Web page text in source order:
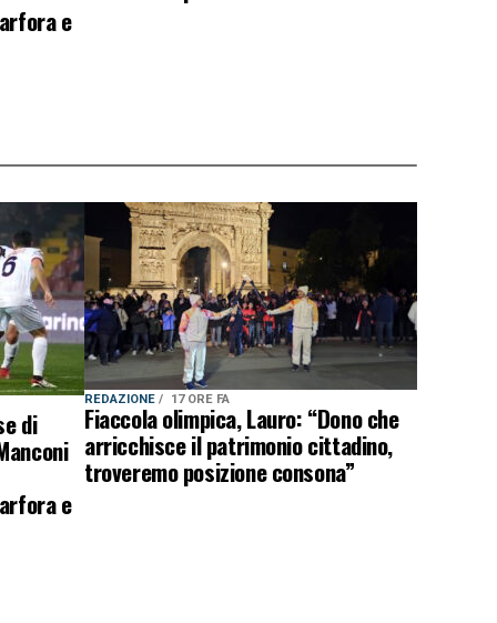
e
di
e
REDAZIONE 17 ORE FA
Fiaccola olimpica, Lauro: “Dono che
arricchisce il patrimonio cittadino,
troveremo posizione consona”